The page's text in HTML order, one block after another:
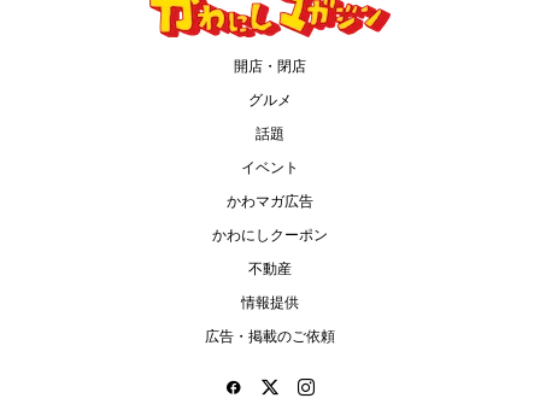
開店・閉店
グルメ
話題
イベント
かわマガ広告
かわにしクーポン
不動産
情報提供
広告・掲載のご依頼
広告掲載について